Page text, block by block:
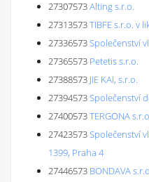
27307573Alting s.r.o.
27313573TIBFE s.r.o. v
27336573Společenství
27365573 Petetis s.r.o.
27388573 JIE KAI, s.r.o.
27394573Společenství
27400573TERGONA
27423573Společenství
1399, Praha 4
27446573 BONDAVA